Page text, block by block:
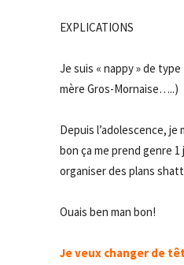
EXPLICATIONS
Je suis « nappy » de
mère Gros-Mornaise…..)
Depuis l’adolescence,
bon ça me prend genre
organiser des plans
Ouais ben man bon!
Je veux changer de